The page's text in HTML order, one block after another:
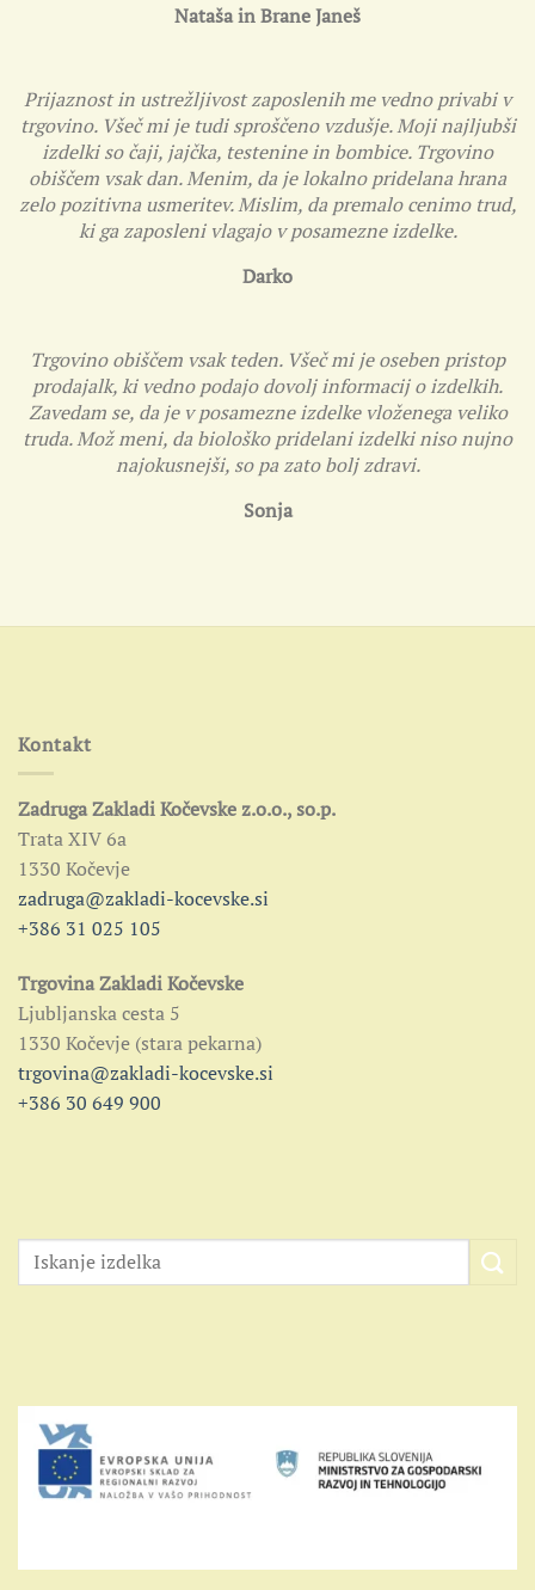
Nataša in Brane Janeš
Prijaznost in ustrežljivost zaposlenih me vedno privabi v
trgovino. Všeč mi je tudi sproščeno vzdušje. Moji najljubši
izdelki so čaji, jajčka, testenine in bombice. Trgovino
obiščem vsak dan. Menim, da je lokalno pridelana hrana
zelo pozitivna usmeritev. Mislim, da premalo cenimo trud,
ki ga zaposleni vlagajo v posamezne izdelke.
Darko
Trgovino obiščem vsak teden. Všeč mi je oseben pristop
prodajalk, ki vedno podajo dovolj informacij o izdelkih.
Zavedam se, da je v posamezne izdelke vloženega veliko
truda. Mož meni, da biološko pridelani izdelki niso nujno
najokusnejši, so pa zato bolj zdravi.
Sonja
Kontakt
Zadruga Zakladi Kočevske z.o.o., so.p.
Trata XIV 6a
1330 Kočevje
zadruga@zakladi-kocevske.si
+386 31 025 105
Trgovina Zakladi Kočevske
Ljubljanska cesta 5
1330 Kočevje (stara pekarna)
trgovina@zakladi-kocevske.si
+386 30 649 900